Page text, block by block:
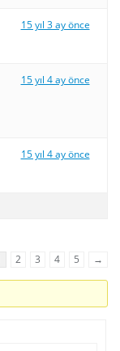
15 yıl 3 ay önce
15 yıl 4 ay önce
15 yıl 4 ay önce
2 3 4 5 →